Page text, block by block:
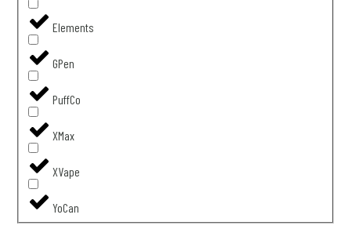
Elements
GPen
PuffCo
XMax
XVape
YoCan